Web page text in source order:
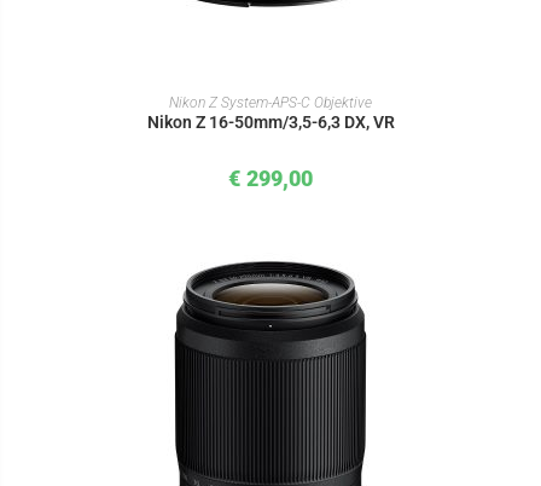
IN DEN WARENKORB
Nikon Z System-APS-C Objektive
Nikon Z 16-50mm/3,5-6,3 DX, VR
€ 299,00